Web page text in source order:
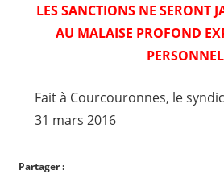
LES SANCTIONS NE SERONT
AU MALAISE PROFOND
Fait à Courcouronnes, le
31 mars 2016
Partager :